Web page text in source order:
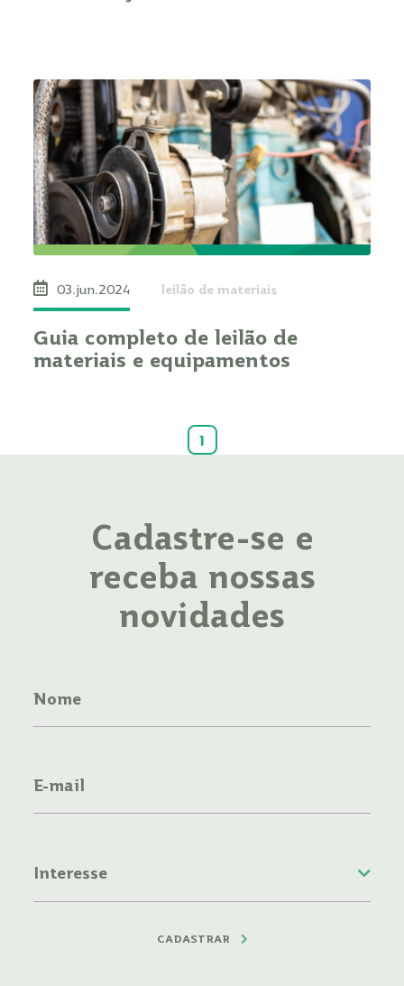
03.jun.2024 leilão de materiais
Guia completo de leilão de
materiais e equipamentos
1
Cadastre-se e
receba nossas
novidades
CADASTRAR